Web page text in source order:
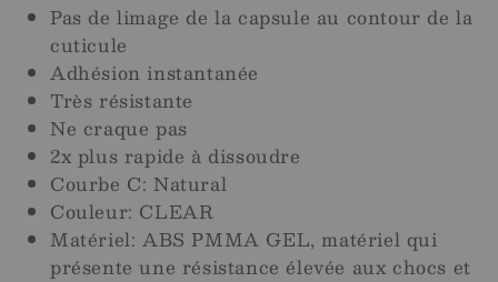
Pas de limage de la capsule au contour de la
cuticule
Adhésion instantanée
Très résistante
Ne craque pas
2x plus rapide à dissoudre
Courbe C: Natural
Couleur: CLEAR
Matériel: ABS PMMA GEL, matériel qui
présente une résistance élevée aux chocs et